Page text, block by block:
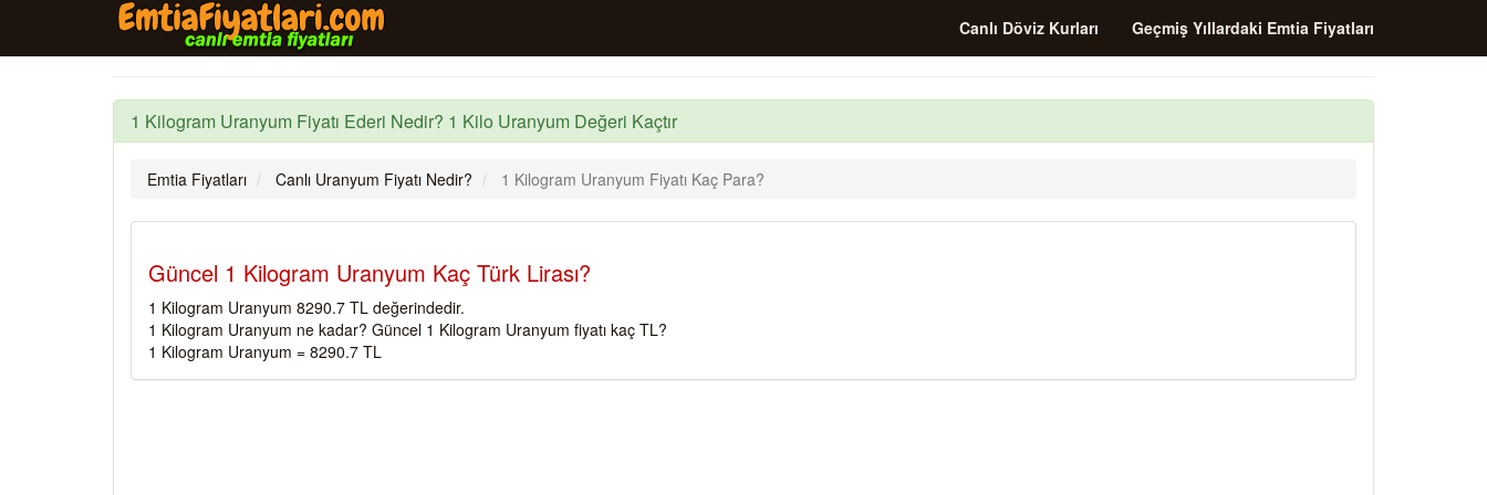
Canlı Döviz Kurları Geçmiş Yıllardaki Emtia Fiyatları
1 Kilogram Uranyum Fiyatı Ederi Nedir? 1 Kilo Uranyum Değeri Kaçtır
Emtia Fiyatları Canlı Uranyum Fiyatı Nedir? 1 Kilogram Uranyum Fiyatı Kaç Para?
Güncel 1 Kilogram Uranyum Kaç Türk Lirası?
1 Kilogram Uranyum 8290.7 TL değerindedir.
1 Kilogram Uranyum ne kadar? Güncel 1 Kilogram Uranyum fiyatı kaç TL?
1 Kilogram Uranyum = 8290.7 TL